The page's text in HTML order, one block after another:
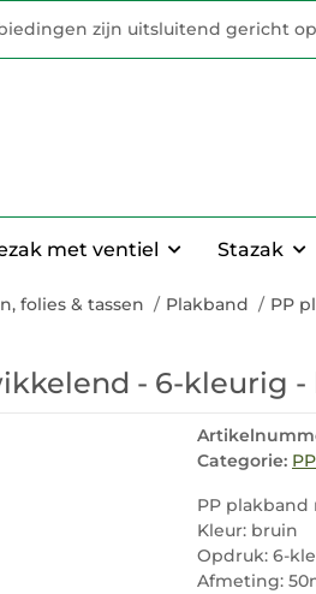
zijn uitsluitend gericht
met ventiel Stazak
folies & tassen Plakband PP
- 6-kleurig -
Categorie:
PP
Kleur: bruin
Opdruk: 6-
Afmeting: